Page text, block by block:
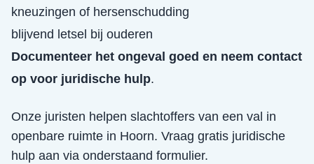
kneuzingen of hersenschudding
blijvend letsel bij ouderen
Documenteer het ongeval goed en neem contact
op voor juridische hulp.
Onze juristen helpen slachtoffers van een val in
openbare ruimte in Hoorn. Vraag gratis juridische
hulp aan via onderstaand formulier.